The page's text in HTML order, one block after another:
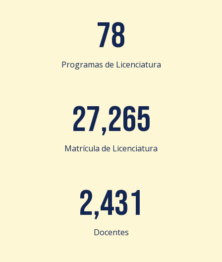
78
Programas de Licenciatura
27,265
Matrícula de Licenciatura
2,431
Docentes